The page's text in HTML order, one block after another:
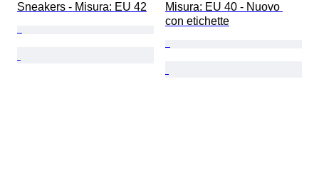
Sneakers - Misura: EU 42
Misura: EU 40 - Nuovo
con etichette